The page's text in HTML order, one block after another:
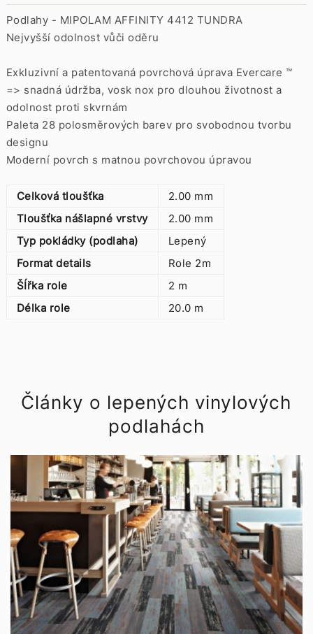
Podlahy - MIPOLAM AFFINITY 4412 TUNDRA
Nejvyšší odolnost vůči oděru
Exkluzivní a patentovaná povrchová úprava Evercare ™
=> snadná údržba, vosk nox pro dlouhou životnost a
odolnost proti skvrnám
Paleta 28 polosměrových barev pro svobodnou tvorbu
designu
Moderní povrch s matnou povrchovou úpravou
Celková tloušťka
2.00 mm
Tloušťka nášlapné vrstvy
2.00 mm
Typ pokládky (podlaha)
Lepený
Format details
Role 2m
ŠÍřka role
2 m
Délka role
20.0 m
Články o lepených vinylových
podlahách